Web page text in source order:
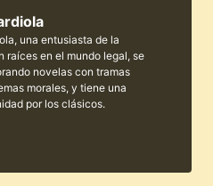
una entusiasta de la
raíces en el mundo legal, se
novelas con tramas
morales, y tiene una
por los clásicos.